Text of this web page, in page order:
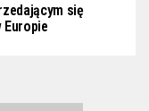
się
Europie